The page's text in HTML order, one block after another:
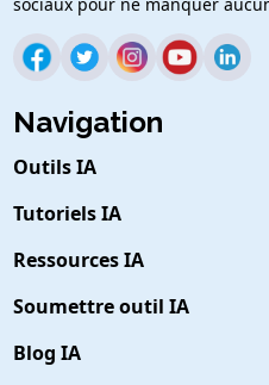
Navigation
Outils IA
Tutoriels IA
Ressources IA
Soumettre outil IA
Blog IA